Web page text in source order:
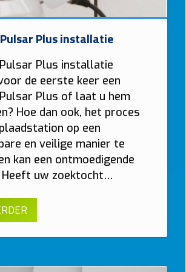
Plus installatie
Plus installatie
de eerste keer een
Plus of laat u hem
Hoe dan ook, het proces
op een
en veilige manier te
kan een ontmoedigende
Heeft uw zoektocht…